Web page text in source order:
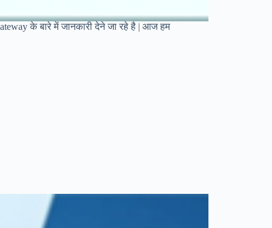
के बारे में जानकारी देने जा रहे है | आज हम